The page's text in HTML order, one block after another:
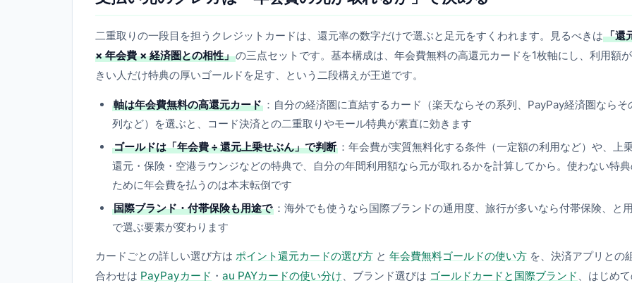
二重取りの一段目を担うクレジットカードは、還元率の数字だけで選ぶと足元をすくわれます。見るべきは「還
× 年会費 × 経済圏との相性」の三点セットです。基本構成は、年会費無料の高還元カードを1枚軸にし、利用額
きい人だけ特典の厚いゴールドを足す、という二段構えが王道です。
軸は年会費無料の高還元カード ：自分の経済圏に直結するカード（楽天ならその系列、PayPay経済圏ならそ
列など）を選ぶと、コード決済との二重取りやモール特典が素直に効きます
ゴールドは「年会費 ÷ 還元上乗せぶん」で判断 ：年会費が実質無料化する条件（一定額の利用など）や、上
還元・保険・空港ラウンジなどの特典で、自分の年間利用額なら元が取れるかを計算してから。使わない特
ために年会費を払うのは本末転倒です
国際ブランド・付帯保険も用途で ：海外でも使うなら国際ブランドの通用度、旅行が多いなら付帯保険、と
で選ぶ要素が変わります
カードごとの詳しい選び方は ポイント還元カードの選び方 と 年会費無料ゴールドの使い方 を、決済アプリとの
合わせは PayPayカード ・ au PAYカードの使い分け、ブランド選びは ゴールドカードと国際ブランド 、はじめて